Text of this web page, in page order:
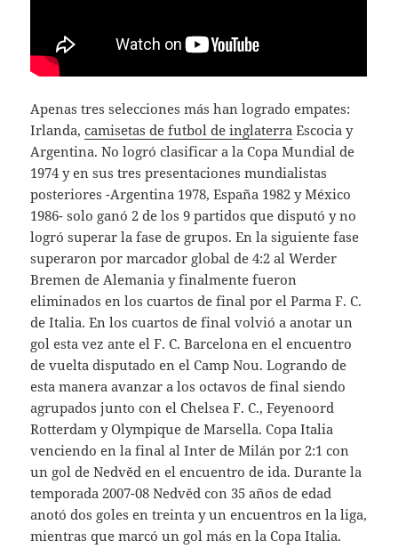
Apenas tres selecciones más han logrado empates:
Irlanda,camisetas de futbol de inglaterra Escocia y
Argentina. No logró clasificar a la Copa Mundial de
1974 y en sus tres presentaciones mundialistas
posteriores -Argentina 1978, España 1982 y México
1986- solo ganó 2 de los 9 partidos que disputó y no
logró superar la fase de grupos. En la siguiente fase
superaron por marcador global de 4:2 al Werder
Bremen de Alemania y finalmente fueron
eliminados en los cuartos de final por el Parma F. C.
de Italia. En los cuartos de final volvió a anotar un
gol esta vez ante el F. C. Barcelona en el encuentro
de vuelta disputado en el Camp Nou. Logrando de
esta manera avanzar a los octavos de final siendo
agrupados junto con el Chelsea F. C., Feyenoord
Rotterdam y Olympique de Marsella. Copa Italia
venciendo en la final al Inter de Milán por 2:1 con
un gol de Nedvěd en el encuentro de ida. Durante la
temporada 2007-08 Nedvěd con 35 años de edad
anotó dos goles en treinta y un encuentros en la liga,
mientras que marcó un gol más en la Copa Italia.